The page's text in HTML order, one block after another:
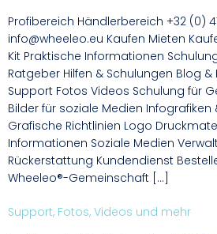
Profibereich Händlerbereich +32 (0)
info@wheeleo.eu Kaufen Mieten
Kit Praktische Informationen
Ratgeber Hilfen & Schulungen Blog
Support Fotos Videos Schulung für
Bilder für soziale Medien Infografiken
Grafische Richtlinien Logo
Informationen Soziale Medien
Rückerstattung Kundendienst
Wheeleo®-Gemeinschaft […]
Support, Fotos, Videos und mehr